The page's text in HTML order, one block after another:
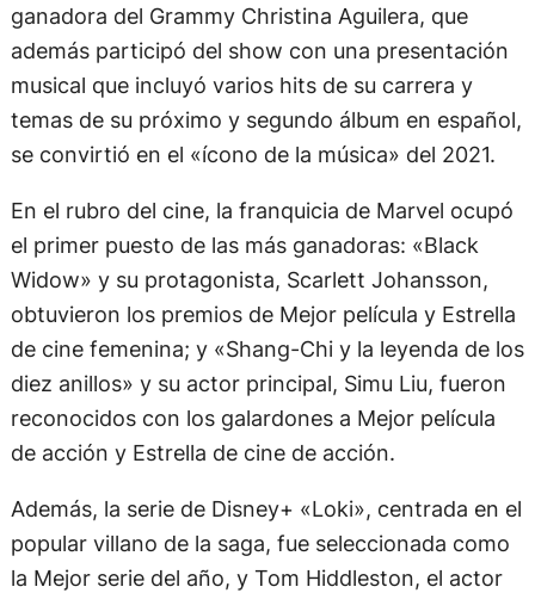
ganadora del Grammy Christina Aguilera, que
además participó del show con una presentación
musical que incluyó varios hits de su carrera y
temas de su próximo y segundo álbum en español,
se convirtió en el «ícono de la música» del 2021.
En el rubro del cine, la franquicia de Marvel ocupó
el primer puesto de las más ganadoras: «Black
Widow» y su protagonista, Scarlett Johansson,
obtuvieron los premios de Mejor película y Estrella
de cine femenina; y «Shang-Chi y la leyenda de los
diez anillos» y su actor principal, Simu Liu, fueron
reconocidos con los galardones a Mejor película
de acción y Estrella de cine de acción.
Además, la serie de Disney+ «Loki», centrada en el
popular villano de la saga, fue seleccionada como
la Mejor serie del año, y Tom Hiddleston, el actor